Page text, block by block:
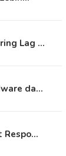
Lag …
da…
Respo…